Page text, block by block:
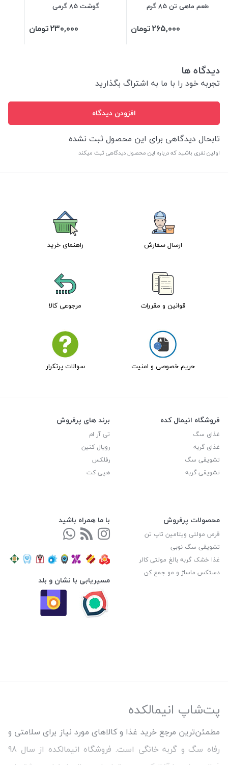
طعم ماهی تن 85 گرم
265,000تومان
گوشت 85 گرمی
230,000تومان
دیدگاه ها
تجربه خود را با ما به اشتراگ بگذارید
افزودن دیدگاه
تابحال دیدگاهی برای این محصول ثبت نشده
اولین نفری باشید که درباره این محصول دیدگاهی ثبت میکند
ارسال سفارش راهنمای خرید
قوانین و مقررات مرجوعی کالا
حریم خصوصی و امنیت سوالات پرتکرار
فروشگاه انیمال کده
غذای سگ
غذای گربه
تشویقی سگ
تشویقی گربه
برند های پرفروش
تی آر ام
رویال کنین
رفلکس
هپی کت
محصولات پرفروش
قرص مولتی ویتامین تاپ تن
تشویقی سگ نوبی
غذا خشک گربه بالغ مولتی کالر
دستکس ماساژ و مو جمع کن
با ما همراه باشید
مسیریابی با نشان و بلد
پت‌شاپ انیمالکده
مطمئن‌ترین مرجع خرید غذا و کالاهای مورد نیاز برای سلامتی و
رفاه سگ و گربه خانگی است. فروشگاه انیمالکده از سال 98